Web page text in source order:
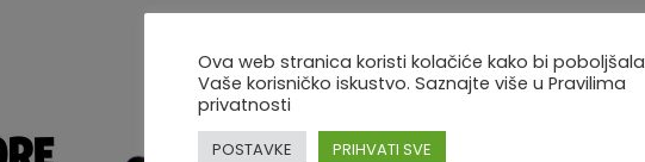
SPONZORI
Ova web stranica koristi kolačiće kako bi poboljšala
Vaše korisničko iskustvo. Saznajte više u Pravilima
privatnosti
POSTAVKE PRIHVATI SVE